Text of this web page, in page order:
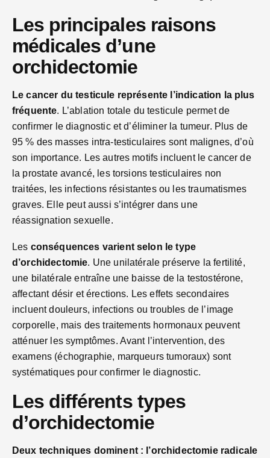
Les principales raisons
médicales d’une
orchidectomie
Le cancer du testicule représente l’indication la plus
fréquente. L’ablation totale du testicule permet de
confirmer le diagnostic et d’éliminer la tumeur. Plus de
95 % des masses intra-testiculaires sont malignes, d’où
son importance. Les autres motifs incluent le cancer de
la prostate avancé, les torsions testiculaires non
traitées, les infections résistantes ou les traumatismes
graves. Elle peut aussi s’intégrer dans une
réassignation sexuelle.
Les conséquences varient selon le type
d’orchidectomie. Une unilatérale préserve la fertilité,
une bilatérale entraîne une baisse de la testostérone,
affectant désir et érections. Les effets secondaires
incluent douleurs, infections ou troubles de l’image
corporelle, mais des traitements hormonaux peuvent
atténuer les symptômes. Avant l’intervention, des
examens (échographie, marqueurs tumoraux) sont
systématiques pour confirmer le diagnostic.
Les différents types
d’orchidectomie
Deux techniques dominent : l’orchidectomie radicale